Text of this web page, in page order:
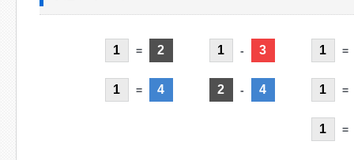
1 = 2
1 = 4
1 - 3
2 - 4
1 =
1 =
1 =